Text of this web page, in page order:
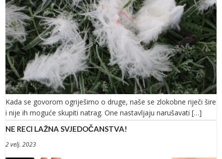
Kada se govorom ogriješimo o druge, naše se zlokobne riječi šire
i nije ih moguće skupiti natrag. One nastavljaju narušavati […]
NE RECI LAŽNA SVJEDOČANSTVA!
2 velj. 2023